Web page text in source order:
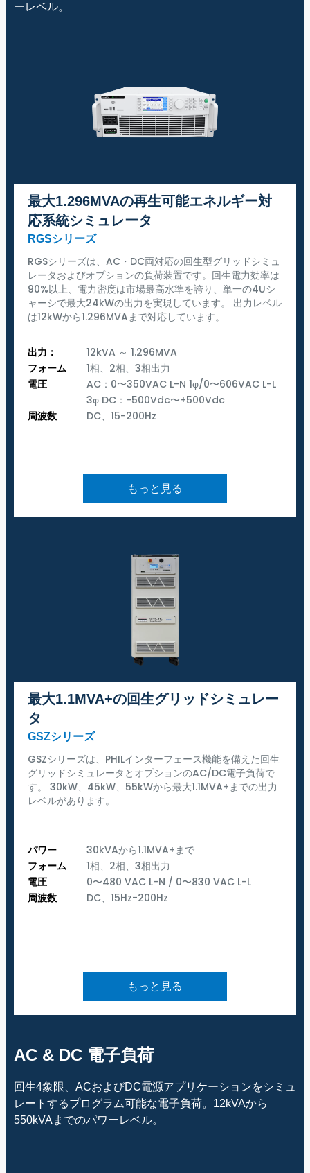
ーレベル。
最大1.296MVAの再生可能エネルギー対
応系統シミュレータ
RGSシリーズ
RGSシリーズは、AC・DC両対応の回生型グリッドシミュ
レータおよびオプションの負荷装置です。回生電力効率は
90%以上、電力密度は市場最高水準を誇り、単一の4Uシ
ャーシで最大24kWの出力を実現しています。 出力レベル
は12kWから1.296MVAまで対応しています。
出力：
12kVA ～ 1.296MVA
フォーム
1相、2相、3相出力
電圧
AC：0〜350VAC L-N 1φ/0〜606VAC L-L
3φ DC：-500Vdc〜+500Vdc
周波数
DC、15-200Hz
もっと見る
最大1.1MVA+の回生グリッドシミュレー
タ
GSZシリーズ
GSZシリーズは、PHILインターフェース機能を備えた回生
グリッドシミュレータとオプションのAC/DC電子負荷で
す。 30kW、45kW、55kWから最大1.1MVA+までの出力
レベルがあります。
パワー
30kVAから1.1MVA+まで
フォーム
1相、2相、3相出力
電圧
0〜480 VAC L-N / 0〜830 VAC L-L
周波数
DC、15Hz-200Hz
もっと見る
AC & DC 電子負荷
回生4象限、ACおよびDC電源アプリケーションをシミュ
レートするプログラム可能な電子負荷。12kVAから
550kVAまでのパワーレベル。